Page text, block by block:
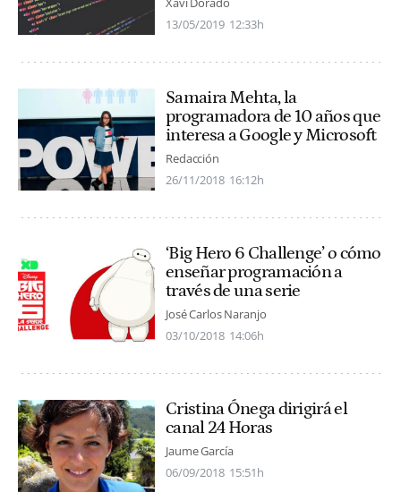
13/05/2019 12:33h
Samaira Mehta, la
programadora de 10 años que
interesa a Google y Microsoft
Redacción
26/11/2018 16:12h
‘Big Hero 6 Challenge’ o cómo
enseñar programación a
través de una serie
José Carlos Naranjo
03/10/2018 14:06h
Cristina Ónega dirigirá el
canal 24 Horas
Jaume García
06/09/2018 15:51h